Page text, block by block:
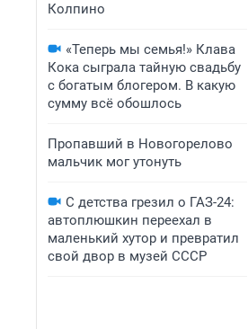
Колпино
«Теперь мы семья!» Клава
Кока сыграла тайную свадьбу
с богатым блогером. В какую
сумму всё обошлось
Пропавший в Новогорелово
мальчик мог утонуть
С детства грезил о ГАЗ-24:
автоплюшкин переехал в
маленький хутор и превратил
свой двор в музей СССР